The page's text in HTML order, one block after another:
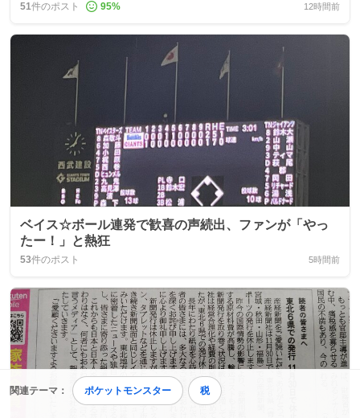
関連テーマ： ポケットモンスター 税
51件のポスト 95% 12時間前
ベイス☆ボール連発で歓喜の声続出、ファンが「やっ
たー！」と熱狂
53件のポスト 5時間前